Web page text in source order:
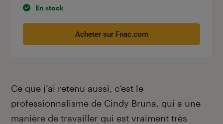
En stock
Acheter sur Fnac.com
Ce que j’ai retenu aussi, c’est le
professionnalisme de Cindy Bruna, qui a une
manière de travailler qui est vraiment très